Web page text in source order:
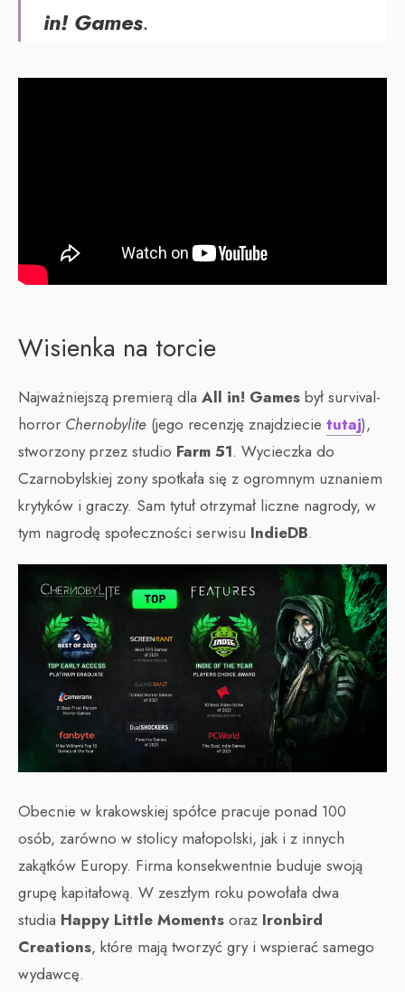
in! Games.
Wisienka na torcie
Najważniejszą premierą dla All in! Games był survival-
horror Chernobylite (jego recenzję znajdziecie tutaj),
stworzony przez studio Farm 51. Wycieczka do
Czarnobylskiej zony spotkała się z ogromnym uznaniem
krytyków i graczy. Sam tytuł otrzymał liczne nagrody, w
tym nagrodę społeczności serwisu IndieDB.
Obecnie w krakowskiej spółce pracuje ponad 100
osób, zarówno w stolicy małopolski, jak i z innych
zakątków Europy. Firma konsekwentnie buduje swoją
grupę kapitałową. W zeszłym roku powołała dwa
studia Happy Little Moments oraz Ironbird
Creations, które mają tworzyć gry i wspierać samego
wydawcę.